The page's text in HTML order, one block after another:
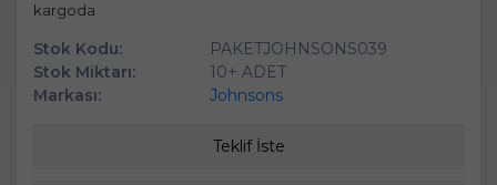
kargoda
Stok Kodu:
PAKETJOHNSONS039
Stok Miktarı:
10+ ADET
Markası:
Johnsons
Teklif İste